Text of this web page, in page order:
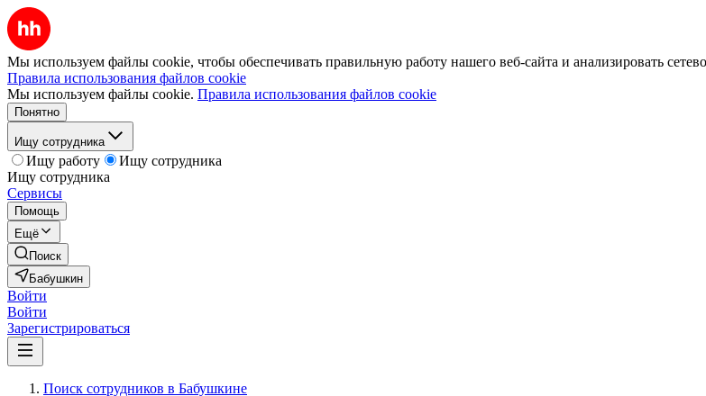
Мы используем файлы cookie, чтобы обеспечивать правильную работу нашего веб-сайта и анализировать
Правила использования файлов cookie
Мы используем файлы cookie. Правила использования файлов cookie
Понятно
Ищу сотрудника
Ищу работу
Ищу сотрудника
Ищу сотрудника
Сервисы
Помощь
Ещё
Поиск
Бабушкин
Войти
Войти
Зарегистрироваться
Поиск сотрудников в Бабушкине